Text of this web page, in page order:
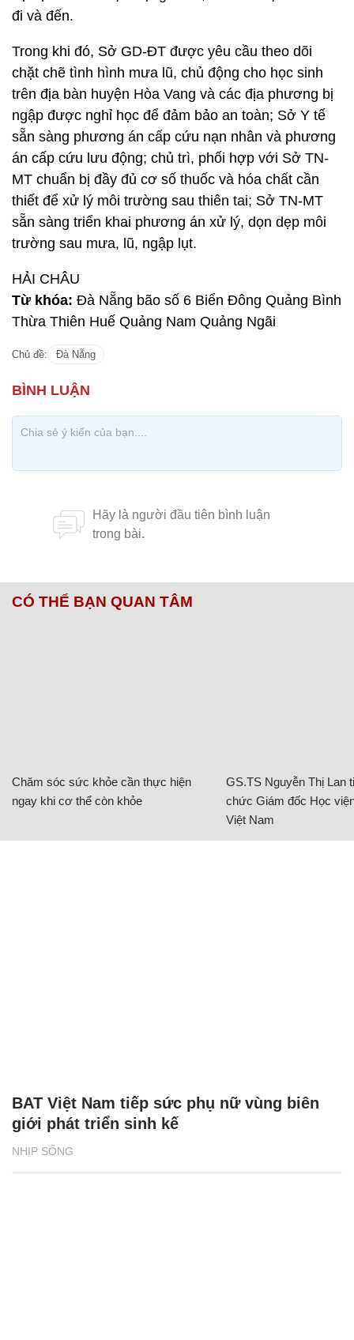
đi và đến.
Trong khi đó, Sở GD-ĐT được yêu cầu theo dõi
chặt chẽ tình hình mưa lũ, chủ động cho học sinh
trên địa bàn huyện Hòa Vang và các địa phương bị
ngập được nghỉ học để đảm bảo an toàn; Sở Y tế
sẵn sàng phương án cấp cứu nạn nhân và phương
án cấp cứu lưu động; chủ trì, phối hợp với Sở TN-
MT chuẩn bị đầy đủ cơ số thuốc và hóa chất cần
thiết để xử lý môi trường sau thiên tai; Sở TN-MT
sẵn sàng triển khai phương án xử lý, dọn dẹp môi
trường sau mưa, lũ, ngập lụt.
HẢI CHÂU
Từ khóa: Đà Nẵng bão số 6 Biển Đông Quảng Bình
Thừa Thiên Huế Quảng Nam Quảng Ngãi
Chủ đề: Đà Nẵng
CÓ THỂ BẠN QUAN TÂM
Chăm sóc sức khỏe cần thực hiện
ngay khi cơ thể còn khỏe
GS.TS Nguyễn Thị Lan
chức Giám đốc Học
Việt Nam
NHỊP SỐNG
BAT Việt Nam tiếp sức phụ nữ vùng biên
giới phát triển sinh kế